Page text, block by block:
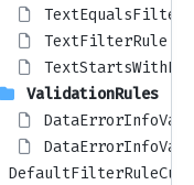
TextFilterRule.cs
ValidationRules